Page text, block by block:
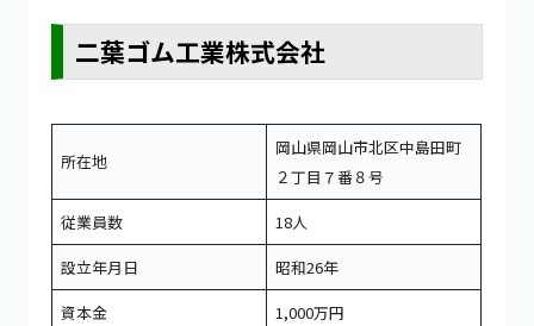
二葉ゴム工業株式会社
所在地
岡山県岡山市北区中島田町
２丁目７番８号
従業員数
18人
設立年月日
昭和26年
資本金
1,000万円